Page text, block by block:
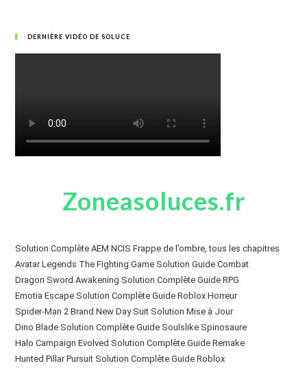
DERNIÈRE VIDÉO DE SOLUCE
Zoneasoluces.fr
Solution Complète AEM NCIS Frappe de l’ombre, tous les chapitres
Avatar Legends The Fighting Game Solution Guide Combat
Dragon Sword Awakening Solution Complète Guide RPG
Emotia Escape Solution Complète Guide Roblox Horreur
Spider-Man 2 Brand New Day Suit Solution Mise à Jour
Dino Blade Solution Complète Guide Soulslike Spinosaure
Halo Campaign Evolved Solution Complète Guide Remake
Hunted Pillar Pursuit Solution Complète Guide Roblox